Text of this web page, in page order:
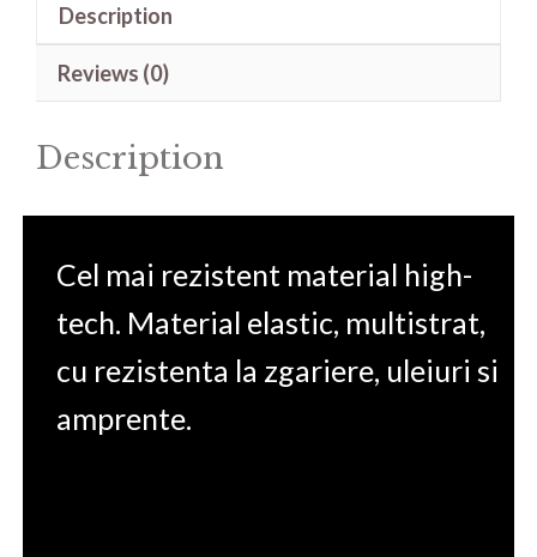
Description
Reviews (0)
Description
Cel mai rezistent material high-
tech. Material elastic, multistrat,
cu rezistenta la zgariere, uleiuri si
amprente.